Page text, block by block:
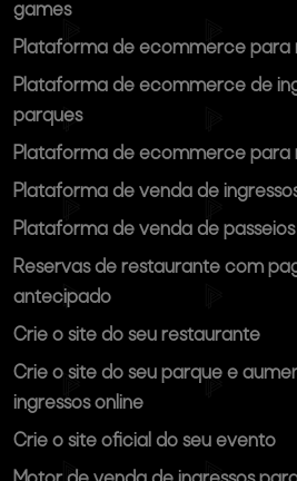
games
Plataforma de ecommerce para
Plataforma de ecommerce de
parques
Plataforma de ecommerce para
Plataforma de venda de
Plataforma de venda de
Reservas de restaurante com
antecipado
Crie o site do seu restaurante
Crie o site do seu parque e
ingressos online
Crie o site oficial do seu evento